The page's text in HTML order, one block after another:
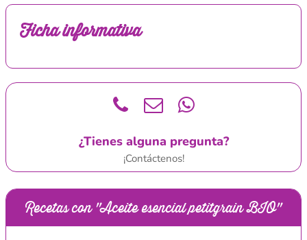
Ficha informativa
¿Tienes alguna pregunta?
¡Contáctenos!
Recetas con "Aceite esencial petitgrain BIO"